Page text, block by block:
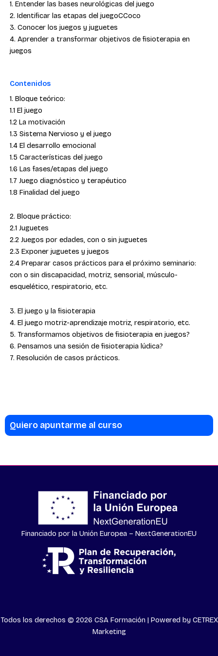
1. Entender las bases neurológicas del juego
2. Identificar las etapas del juegoCCoco
3. Conocer los juegos y juguetes
4. Aprender a transformar objetivos de fisioterapia en
juegos
Contenidos
1. Bloque teórico:
1.1 El juego
1.2 La motivación
1.3 Sistema Nervioso y el juego
1.4 El desarrollo emocional
1.5 Características del juego
1.6 Las fases/etapas del juego
1.7 Juego diagnóstico y terapéutico
1.8 Finalidad del juego
2. Bloque práctico:
2.1 Juguetes
2.2 Juegos por edades, con o sin juguetes
2.3 Exponer juguetes y juegos
2.4 Preparar casos prácticos para el próximo seminario:
con o sin discapacidad, motriz, sensorial, músculo-
esquelético, respiratorio, etc.
3. El juego y la fisioterapia
4. El juego motriz-aprendizaje motriz, respiratorio, etc.
5. Transformamos objetivos de fisioterapia en juegos?
6. Pensamos una sesión de fisioterapia lúdica?
7. Resolución de casos prácticos.
Quiero apuntarme al curso
Financiado por la Unión Europea – NextGenerationEU
Todos los derechos © 2026 CSA Formación | Powered by CETREX
Marketing